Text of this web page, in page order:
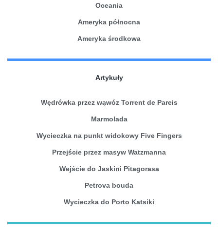
Oceania
Ameryka północna
Ameryka środkowa
Artykuły
Wędrówka przez wąwóz Torrent de Pareis
Marmolada
Wycieczka na punkt widokowy Five Fingers
Przejście przez masyw Watzmanna
Wejście do Jaskini Pitagorasa
Petrova bouda
Wycieczka do Porto Katsiki